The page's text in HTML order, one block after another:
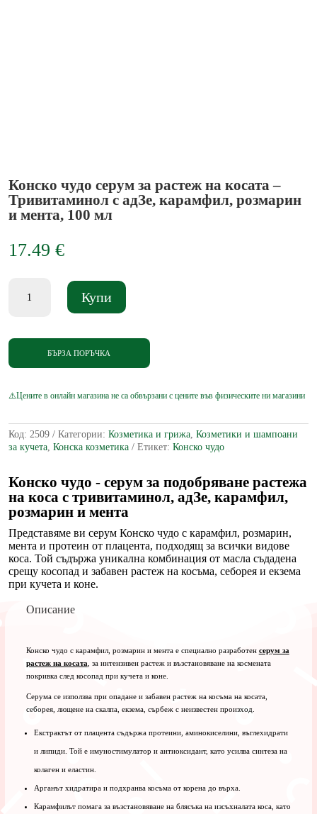
Конско чудо серум за растеж на косата –
Тривитаминол с адЗе, карамфил, розмарин
и мента, 100 мл
17.49 €
-
с
адЗе,
карамфил,
мента,
100
мл
Купи
БЪРЗА ПОРЪЧКА
Код: 2509 Категории: Козметика и грижа, Козметики и шампоани
за кучета, Конска козметика Етикет: Конско чудо
Конско чудо - серум за подобряване растежа
на коса с тривитаминол, адЗе, карамфил,
розмарин и мента
Представяме ви серум Конско чудо с карамфил, розмарин,
мента и протеин от плацента, подходящ за всички видове
коса. Той съдържа уникална комбинация от масла съдадена
срещу косопад и забавен растеж на косъма, себорея и екзема
при кучета и коне.
Описание
Конско чудо с карамфил, розмарин и мента е специално разработен серум за
растеж на косата , за интензивен растеж и възстановяване на космената
покривка след косопад при кучета и коне.
Серума се използва при опадане и забавен растеж на косъма на косата,
себорея, лющене на скалпа, екзема, сърбеж с неизвестен произход.
Екстрактът от плацента съдържа протеини, аминокиселини, въглехидрати
и липиди. Той е имуностимулатор и антиоксидант, като усилва синтеза на
колаген и еластин.
Арганът хидратира и подхранва косъма от корена до върха.
Карамфилът помага за възстановяване на блясъка на изсъхналата коса, като